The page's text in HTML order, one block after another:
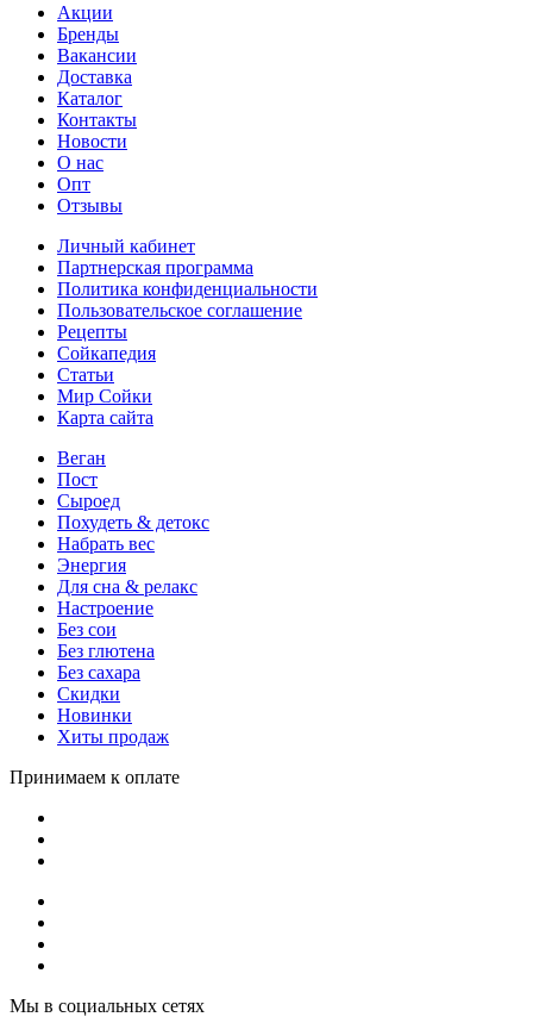
Акции
Бренды
Вакансии
Доставка
Каталог
Контакты
Новости
О нас
Опт
Отзывы
Личный кабинет
Партнерская программа
Политика конфиденциальности
Пользовательское соглашение
Рецепты
Сойкапедия
Статьи
Мир Сойки
Карта сайта
Веган
Пост
Сыроед
Похудеть & детокс
Набрать вес
Энергия
Для сна & релакс
Настроение
Без сои
Без глютена
Без сахара
Скидки
Новинки
Хиты продаж
Принимаем к оплате
Мы в социальных сетях